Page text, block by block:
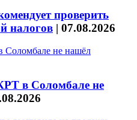
проверить
налогов | 07.08.2026
в Соломбале не